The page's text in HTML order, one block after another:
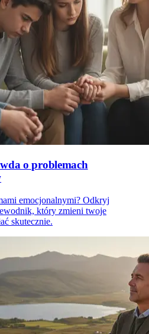
o problemach
emocjonalnymi? Odkryj
który zmieni twoje
skutecznie.